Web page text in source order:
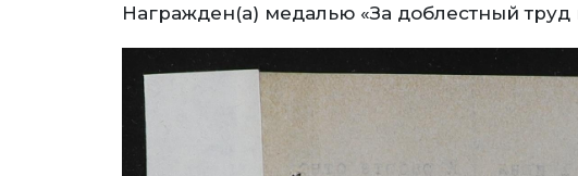
Награжден(а) медалью «За доблестный труд